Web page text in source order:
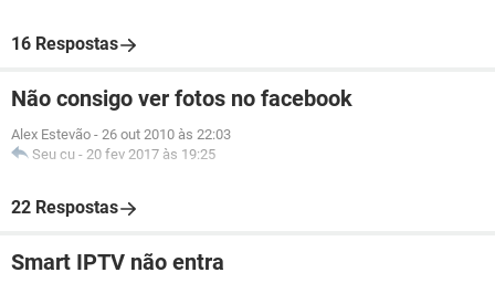
16 Respostas
Não consigo ver fotos no facebook
Alex Estevão - 26 out 2010 às 22:03
Seu cu - 20 fev 2017 às 19:25
22 Respostas
Smart IPTV não entra